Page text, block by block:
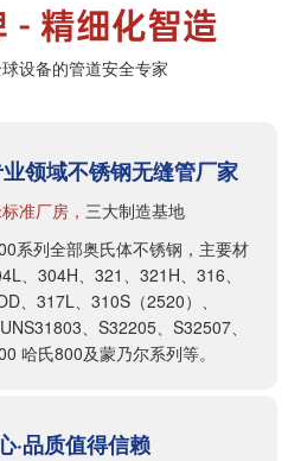
- 精细化智造
设备的管道安全专家
领域不锈钢无缝管厂家
准厂房， 三大制造基地
系列全部奥氏体不锈钢，主要材
、304H、321、321H、316、
、317L、310S（2520）、
、S32205、S32507、
哈氏800及蒙乃尔系列等。
·品质值得信赖